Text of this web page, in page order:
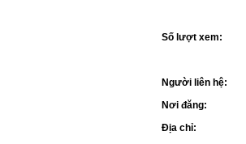
Số lượt xem:
Người liên hệ:
Nơi đăng:
Địa chỉ: